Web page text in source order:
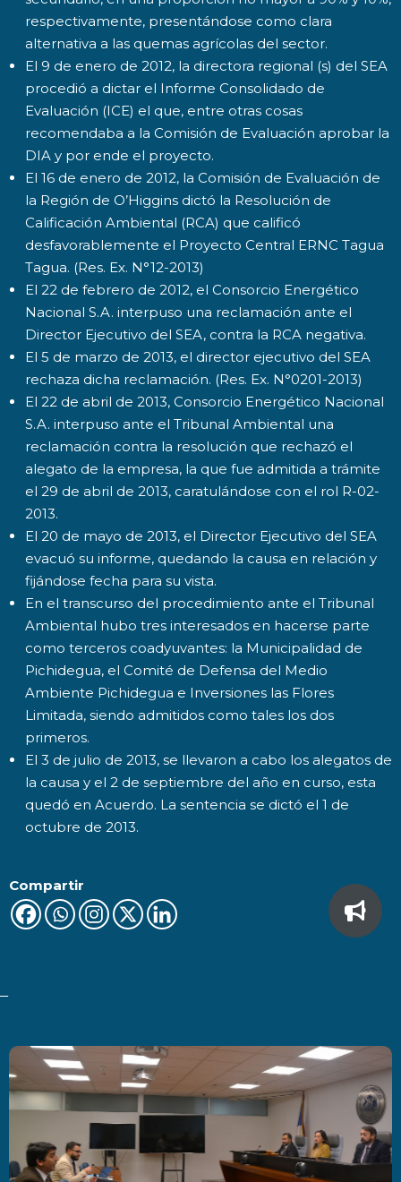
respectivamente, presentándose como clara
alternativa a las quemas agrícolas del sector.
El 9 de enero de 2012, la directora regional (s) del SEA
procedió a dictar el Informe Consolidado de
Evaluación (ICE) el que, entre otras cosas
recomendaba a la Comisión de Evaluación aprobar la
DIA y por ende el proyecto.
El 16 de enero de 2012, la Comisión de Evaluación de
la Región de O’Higgins dictó la Resolución de
Calificación Ambiental (RCA) que calificó
desfavorablemente el Proyecto Central ERNC Tagua
Tagua. (Res. Ex. N°12-2013)
El 22 de febrero de 2012, el Consorcio Energético
Nacional S.A. interpuso una reclamación ante el
Director Ejecutivo del SEA, contra la RCA negativa.
El 5 de marzo de 2013, el director ejecutivo del SEA
rechaza dicha reclamación. (Res. Ex. N°0201-2013)
El 22 de abril de 2013, Consorcio Energético Nacional
S.A. interpuso ante el Tribunal Ambiental una
reclamación contra la resolución que rechazó el
alegato de la empresa, la que fue admitida a trámite
el 29 de abril de 2013, caratulándose con el rol R-02-
2013.
El 20 de mayo de 2013, el Director Ejecutivo del SEA
evacuó su informe, quedando la causa en relación y
fijándose fecha para su vista.
En el transcurso del procedimiento ante el Tribunal
Ambiental hubo tres interesados en hacerse parte
como terceros coadyuvantes: la Municipalidad de
Pichidegua, el Comité de Defensa del Medio
Ambiente Pichidegua e Inversiones las Flores
Limitada, siendo admitidos como tales los dos
primeros.
El 3 de julio de 2013, se llevaron a cabo los alegatos de
la causa y el 2 de septiembre del año en curso, esta
quedó en Acuerdo. La sentencia se dictó el 1 de
octubre de 2013.
Compartir